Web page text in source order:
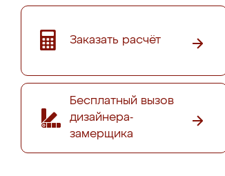
Заказать расчёт
Бесплатный вызов
дизайнера-
замерщика